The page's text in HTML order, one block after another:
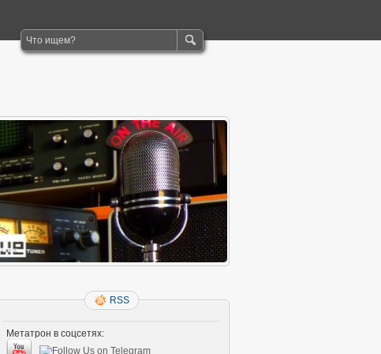
RSS
Метатрон в соцсетях: